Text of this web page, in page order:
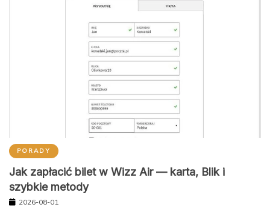
PORADY
Jak zapłacić bilet w Wizz Air — karta, Blik i
szybkie metody
2026-08-01